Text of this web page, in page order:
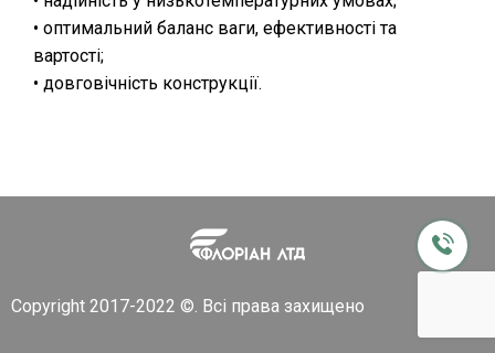
• оптимальний баланс ваги, ефективності та
вартості;
• довговічність конструкції.
Copyright 2017-2022 ©. Всі права захищено